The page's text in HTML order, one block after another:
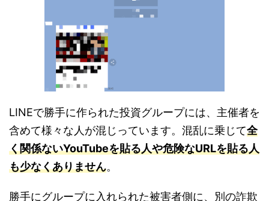
LINEで勝手に作られた投資グループには、主催者を
含めて様々な人が混じっています。混乱に乗じて全
く関係ないYouTubeを貼る人や危険なURLを貼る人
も少なくありません。
勝手にグループに入れられた被害者側に、別の詐欺